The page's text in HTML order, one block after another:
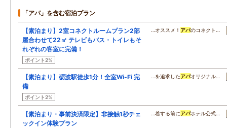
「アパ」を含む宿泊プラン
【素泊まり】2室コネクトルームプラン2部
屋合わせて22㎡ テレビもバス・トイレもそ
れぞれの客室に完備！
ポイント2%
…オススメ！ アパのコネクト…
【素泊まり】砺波駅徒歩1分！全室Wi-Fi 完
備
ポイント2%
…を追求したアパオリジナル…
【素泊まり・事前決済限定】非接触1秒チェ
ックイン体験プラン
…着する前にアパホテル公式…